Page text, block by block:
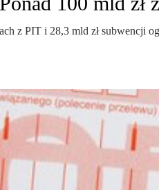
z PIT i 28,3 mld zł